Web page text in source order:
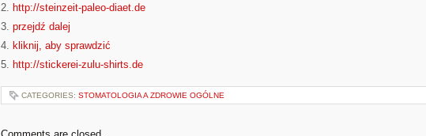
2. http://steinzeit-paleo-diaet.de
3. przejdź dalej
4. kliknij, aby sprawdzić
5. http://stickerei-zulu-shirts.de
CATEGORIES: STOMATOLOGIA A ZDROWIE OGÓLNE